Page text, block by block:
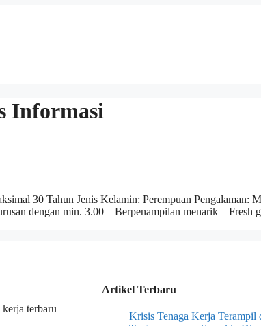
Informasi
30 Tahun Jenis Kelamin: Perempuan
dengan min. 3.00 – Berpenampilan menarik –
terbaru
Artikel Terbaru
Krisis Tenaga Kerja Terampil